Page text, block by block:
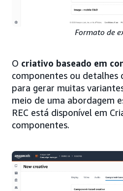
Formato de
O criativo baseado em
componentes ou detalhes
para gerar muitas
meio de uma abordagem
REC está disponível em
componentes.